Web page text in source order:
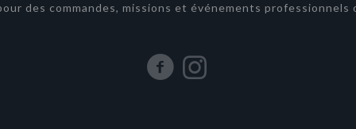
des commandes, missions et événements